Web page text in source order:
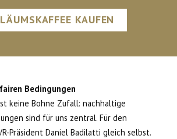
KAUFEN
Bedingungen
keine Bohne Zufall: nachhaltige
sind für uns zentral. Für den
Präsident Daniel Badilatti gleich selbst.